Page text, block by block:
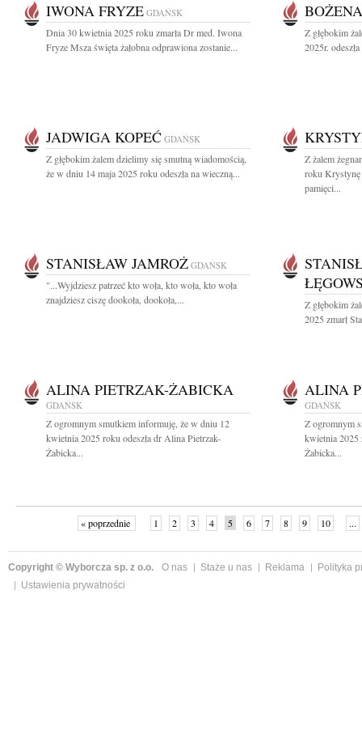
IWONA FRYZE GDAŃSK
Dnia 30 kwietnia 2025 roku zmarła Dr med. Iwona
Fryze Msza święta żałobna odprawiona zostanie...
Z głębokim
2025r.
JADWIGA KOPEĆ GDAŃSK
Z głębokim żalem dzielimy się smutną wiadomością,
że w dniu 14 maja 2025 roku odeszła na wieczną...
Z żalem
roku Krystynę
pamięci...
STANISŁAW JAMROŻ GDAŃSK
"...Wyjdziesz patrzeć kto woła, kto woła, kto woła
znajdziesz ciszę dookoła, dookoła,...
Z głębokim
2025 zmarł
ALINA PIETRZAK-ŻABICKA
GDAŃSK
Z ogromnym smutkiem informuję, że w dniu 12
kwietnia 2025 roku odeszła dr Alina Pietrzak-
Żabicka...
ALINA
GDAŃSK
Z ogromnym
kwietnia 2025
Żabicka...
« poprzednie 1 2 3 4 5 6 7 8 9 10 ...
Copyright © Wyborcza sp. z o.o. O nas Staże u nas Reklama
Polityka
Ustawienia prywatności